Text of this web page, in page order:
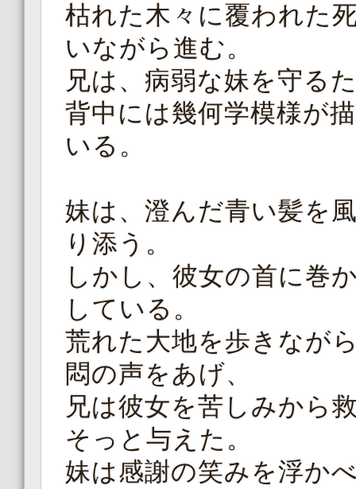
枯れた木々に覆われた
いながら進む。
兄は、病弱な妹を守る
背中には幾何学模様が
いる。
妹は、澄んだ青い髪を
り添う。
しかし、彼女の首に巻
している。
荒れた大地を歩きなが
悶の声をあげ、
兄は彼女を苦しみから
そっと与えた。
妹は感謝の笑みを浮か